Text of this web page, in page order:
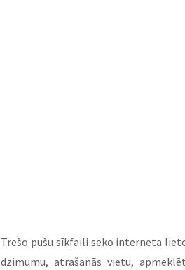
Trešo pušu sīkfaili seko interneta
dzimumu, atrašanās vietu,